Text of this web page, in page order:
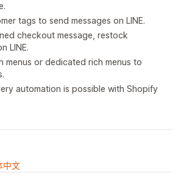
tags to send messages on LINE.
checkout message, restock
LINE.
menus or dedicated rich menus to
automation is possible with Shopify
中文